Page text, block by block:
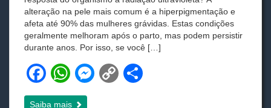
alteração na pele mais comum é a hiperpigmentação e
afeta até 90% das mulheres grávidas. Estas condições
geralmente melhoram após o parto, mas podem persistir
durante anos. Por isso, se você […]
F
a
W
h
M C
Saiba mais